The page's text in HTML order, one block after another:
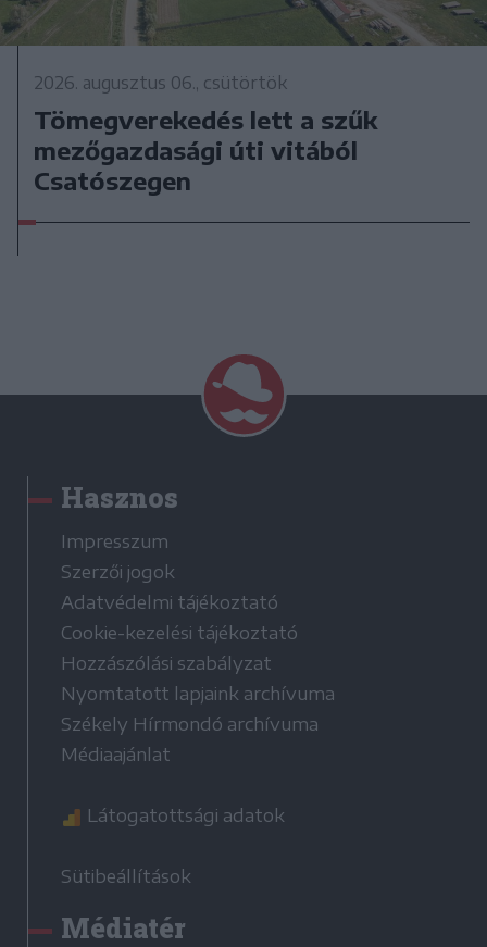
2026. augusztus 06., csütörtök
Tömegverekedés lett a szűk
mezőgazdasági úti vitából
Csatószegen
Hasznos
Impresszum
Szerzői jogok
Adatvédelmi tájékoztató
Cookie-kezelési tájékoztató
Hozzászólási szabályzat
Nyomtatott lapjaink archívuma
Székely Hírmondó archívuma
Médiaajánlat
Látogatottsági adatok
Sütibeállítások
Médiatér